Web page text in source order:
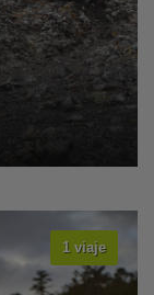
1 viaje